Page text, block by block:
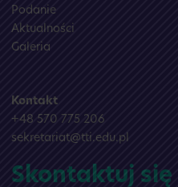
Podanie
Aktualności
Galeria
Kontakt
+48 570 775 206
sekretariat@tti.edu.pl
Skontaktuj się